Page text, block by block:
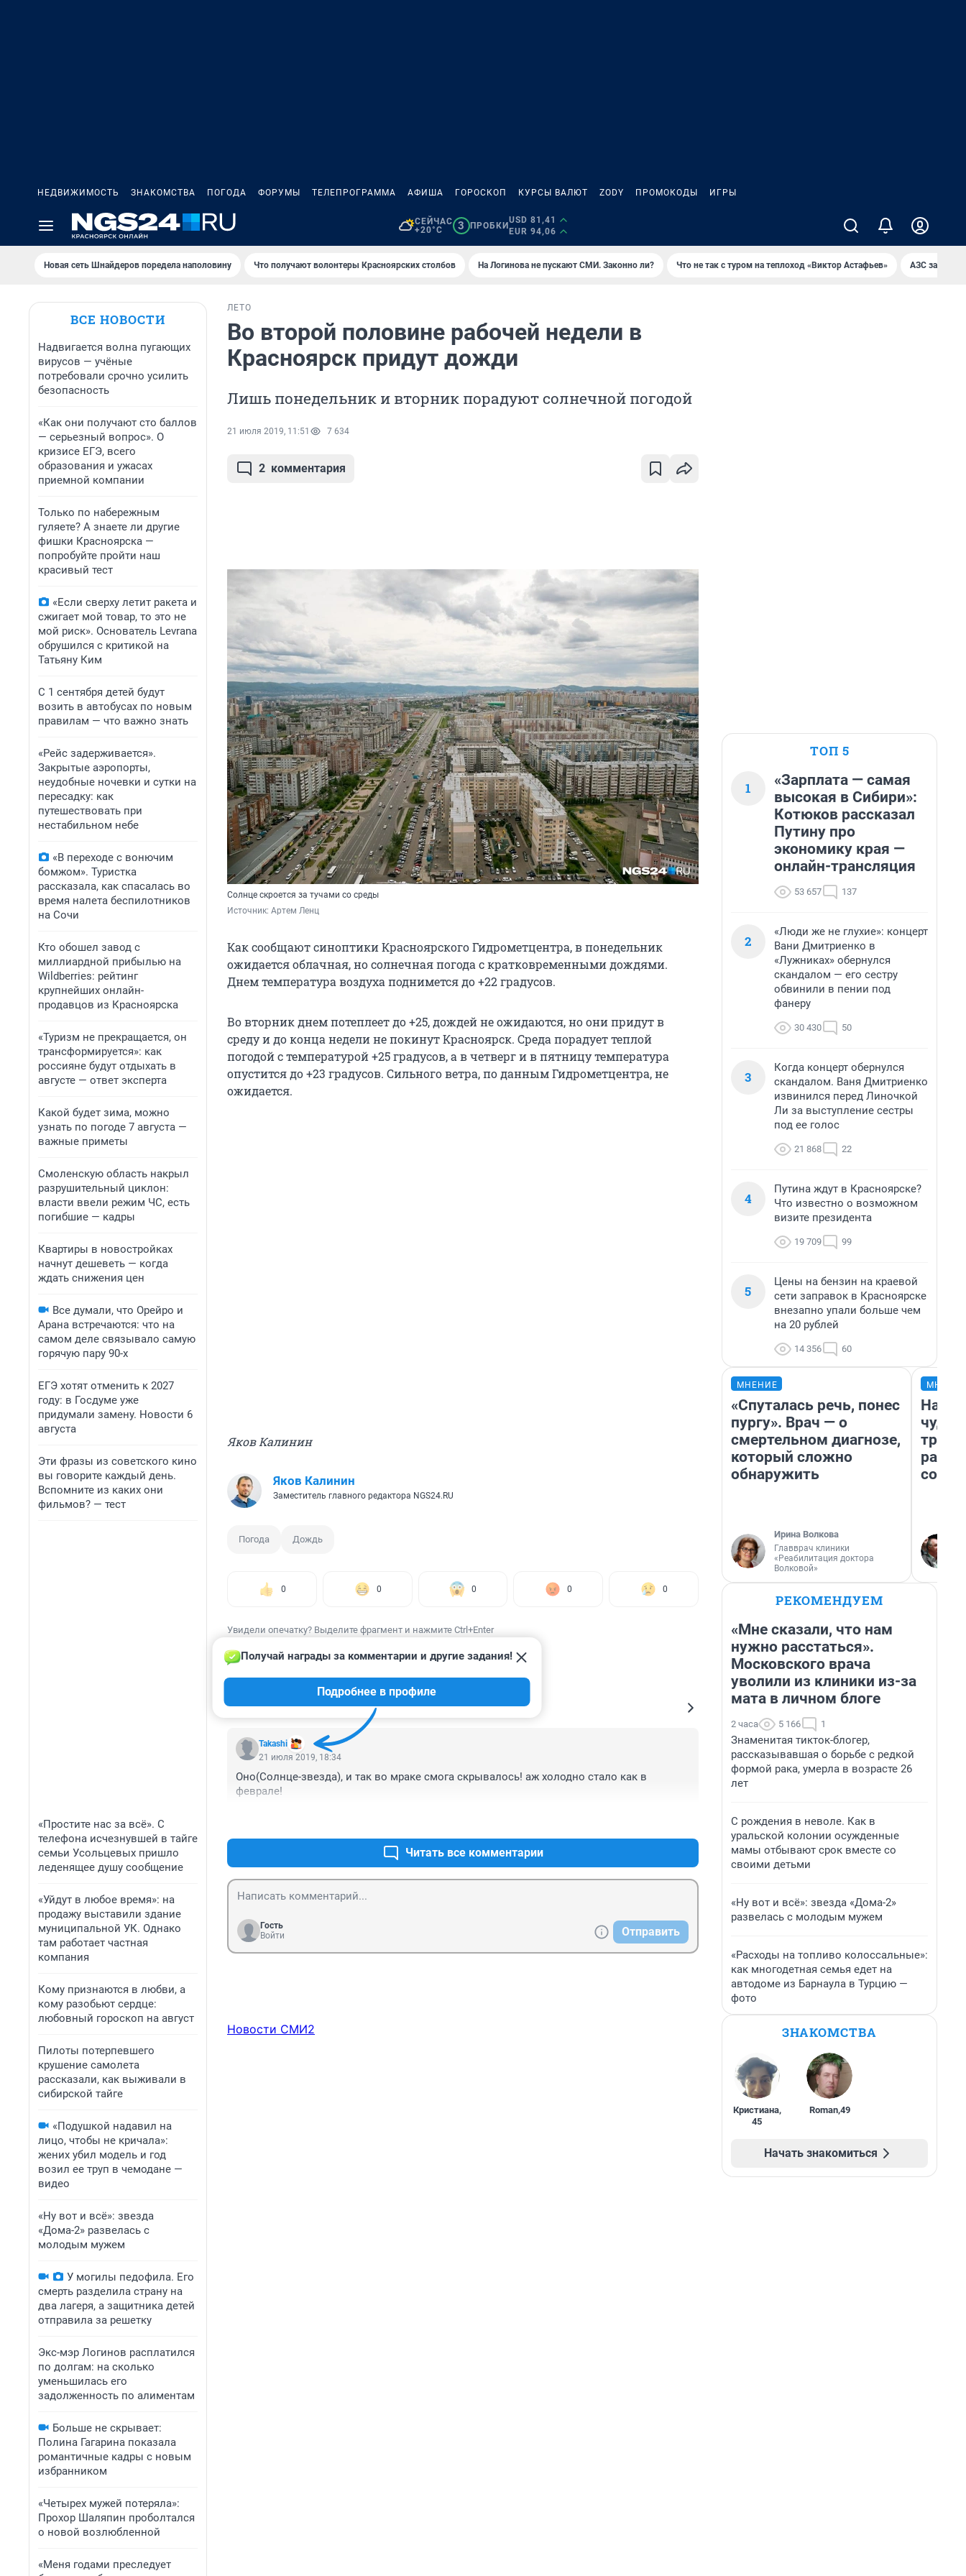
НЕДВИЖИМОСТЬ ЗНАКОМСТВА ПОГОДА ФОРУМЫ ТЕЛЕПРОГРАММА АФИША ГОРОСКОП КУРСЫ ВАЛЮТ ZODY ПРОМОКОДЫ ИГРЫ
СЕЙЧАС
+20°C
3 ПРОБКИ
USD 81,41
EUR 94,06
Новая сеть Шнайдеров поредела наполовину Что получают волонтеры Красноярских столбов На Логинова не пускают СМИ. Законно ли? Что не так с туром на теплоход «Виктор Астафьев» AЗС
ВСЕ НОВОСТИ
Надвигается волна пугающих
вирусов — учёные
потребовали срочно усилить
безопасность
«Как они получают сто баллов
— серьезный вопрос». О
кризисе ЕГЭ, всего
образования и ужасах
приемной компании
Только по набережным
гуляете? А знаете ли другие
фишки Красноярска —
попробуйте пройти наш
красивый тест
«Если сверху летит ракета и
сжигает мой товар, то это не
мой риск». Основатель Levrana
обрушился с критикой на
Татьяну Ким
С 1 сентября детей будут
возить в автобусах по новым
правилам — что важно знать
«Рейс задерживается».
Закрытые аэропорты,
неудобные ночевки и сутки на
пересадку: как
путешествовать при
нестабильном небе
«В переходе с вонючим
бомжом». Туристка
рассказала, как спасалась во
время налета беспилотников
на Сочи
Кто обошел завод с
миллиардной прибылью на
Wildberries: рейтинг
крупнейших онлайн-
продавцов из Красноярска
«Туризм не прекращается, он
трансформируется»: как
россияне будут отдыхать в
августе — ответ эксперта
Какой будет зима, можно
узнать по погоде 7 августа —
важные приметы
Смоленскую область накрыл
разрушительный циклон:
власти ввели режим ЧС, есть
погибшие — кадры
Квартиры в новостройках
начнут дешеветь — когда
ждать снижения цен
Все думали, что Орейро и
Арана встречаются: что на
самом деле связывало самую
горячую пару 90-х
ЕГЭ хотят отменить к 2027
году: в Госдуме уже
придумали замену. Новости 6
августа
Эти фразы из советского кино
вы говорите каждый день.
Вспомните из каких они
фильмов? — тест
«Простите нас за всё». С
телефона исчезнувшей в тайге
семьи Усольцевых пришло
леденящее душу сообщение
«Уйдут в любое время»: на
продажу выставили здание
муниципальной УК. Однако
там работает частная
компания
Кому признаются в любви, а
кому разобьют сердце:
любовный гороскоп на август
Пилоты потерпевшего
крушение самолета
рассказали, как выживали в
сибирской тайге
«Подушкой надавил на
лицо, чтобы не кричала»:
жених убил модель и год
возил ее труп в чемодане —
видео
«Ну вот и всё»: звезда
«Дома-2» развелась с
молодым мужем
У могилы педофила. Его
смерть разделила страну на
два лагеря, а защитника детей
отправила за решетку
Экс-мэр Логинов расплатился
по долгам: на сколько
уменьшилась его
задолженность по алиментам
Больше не скрывает:
Полина Гагарина показала
романтичные кадры с новым
избранником
«Четырех мужей потеряла»:
Прохор Шаляпин проболтался
о новой возлюбленной
«Меня годами преследует
ЛЕТО
Во второй половине рабочей недели в
Красноярск придут дожди
Лишь понедельник и вторник порадуют солнечной погодой
21 июля 2019, 11:51 7 634
2 комментария
Солнце скроется за тучами со среды
Источник: Артем Ленц
Как сообщают синоптики Красноярского Гидрометцентра, в понедельник
ожидается облачная, но солнечная погода с кратковременными дождями.
Днем температура воздуха поднимется до +22 градусов.
Во вторник днем потеплеет до +25, дождей не ожидаются, но они придут в
среду и до конца недели не покинут Красноярск. Среда порадует теплой
погодой с температурой +25 градусов, а в четверг и в пятницу температура
опустится до +23 градусов. Сильного ветра, по данным Гидрометцентра, не
ожидается.
Яков Калинин
Яков Калинин
Заместитель главного редактора NGS24.RU
Погода Дождь
0 0 0 0 0
Увидели опечатку? Выделите фрагмент и нажмите Ctrl+Enter
КОММЕНТАРИИ 2
Takashi
Получай награды за комментарии и другие задания!
Подробнее в профиле
21 июля 2019, 18:34
Оно(Солнце-звезда), и так во мраке смога скрывалось! аж холодно стало как в
феврале!
Читать все комментарии
Гость
Войти
Отправить
Новости СМИ2
ТОП 5
1
«Зарплата — самая
высокая в Сибири»:
Котюков рассказал
Путину про
экономику края —
онлайн-трансляция
53 657 137
2
«Люди же не глухие»: концерт
Вани Дмитриенко в
«Лужниках» обернулся
скандалом — его сестру
обвинили в пении под
фанеру
30 430 50
3
Когда концерт обернулся
скандалом. Ваня Дмитриенко
извинился перед Линочкой
Ли за выступление сестры
под ее голос
21 868 22
4
Путина ждут в Красноярске?
Что известно о возможном
визите президента
19 709 99
5
Цены на бензин на краевой
сети заправок в Красноярске
внезапно упали больше чем
на 20 рублей
14 356 60
МНЕНИЕ
«Спуталась речь, понес
пургу». Врач — о
смертельном диагнозе,
который сложно
обнаружить
Ирина Волкова
Главврач клиники
«Реабилитация доктора
Волковой»
РЕКОМЕНДУЕМ
«Мне сказали, что нам
нужно расстаться».
Московского врача
уволили из клиники из-за
мата в личном блоге
2 часа 5 166 1
Знаменитая тикток-блогер,
рассказывавшая о борьбе с редкой
формой рака, умерла в возрасте 26
лет
С рождения в неволе. Как в
уральской колонии осужденные
мамы отбывают срок вместе со
своими детьми
«Ну вот и всё»: звезда «Дома-2»
развелась с молодым мужем
«Расходы на топливо колоссальные»:
как многодетная семья едет на
автодоме из Барнаула в Турцию —
фото
ЗНАКОМСТВА
Кристиана,
45
Roman,49
Начать знакомиться